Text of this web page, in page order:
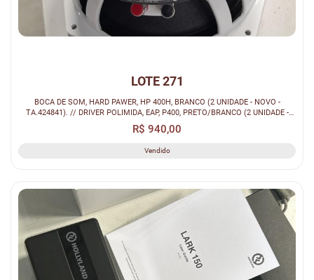
LOTE 271
BOCA DE SOM, HARD PAWER, HP 400H, BRANCO (2 UNIDADE - NOVO -
TA.424841). // DRIVER POLIMIDA, EAP, P400, PRETO/BRANCO (2 UNIDADE -
NOVO - TA....
R$ 940,00
Vendido